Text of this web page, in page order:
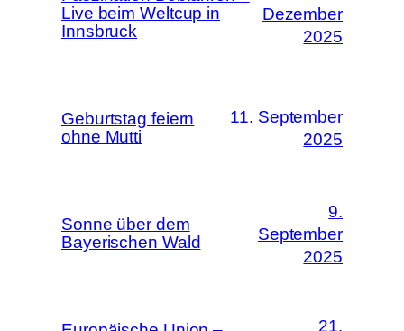
Live beim Weltcup in
Innsbruck
Dezember
2025
Geburtstag feiern
ohne Mutti
11. September
2025
Sonne über dem
Bayerischen Wald
9.
September
2025
21.